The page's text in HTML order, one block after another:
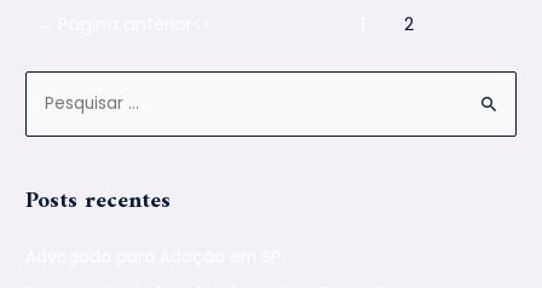
2
Posts recentes